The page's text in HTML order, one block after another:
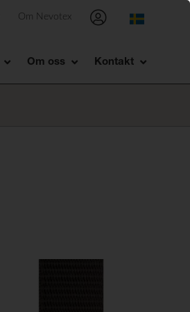
Om Nevotex
Om oss Kontakt